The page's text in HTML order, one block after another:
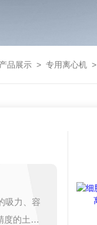
产品展示 > 专用离心机 >
吸力、容
度的土壤